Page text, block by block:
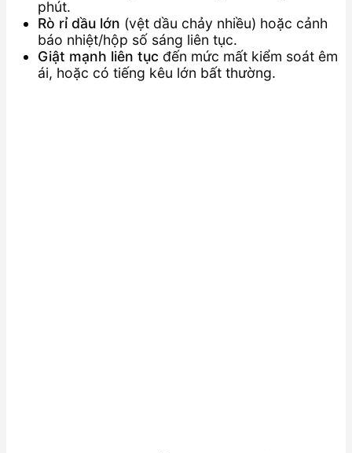
phút.
Rò rỉ dầu lớn (vệt dầu chảy nhiều) hoặc cảnh
báo nhiệt/hộp số sáng liên tục.
Giật mạnh liên tục đến mức mất kiểm soát êm
ái, hoặc có tiếng kêu lớn bất thường.